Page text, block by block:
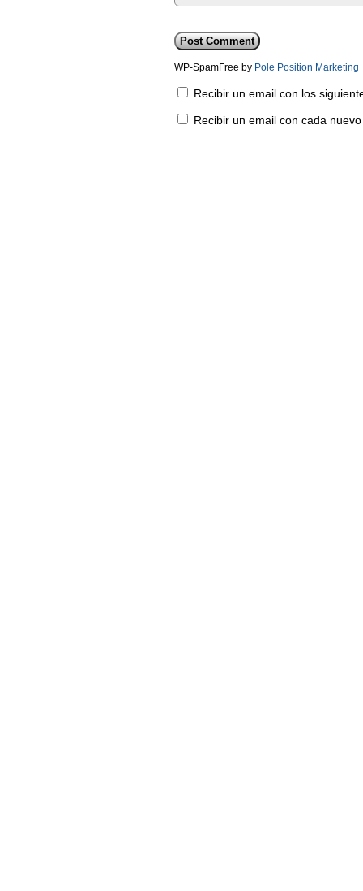
WP-SpamFree by Pole Position Marketing
Recibir un email con los
Recibir un email con cada